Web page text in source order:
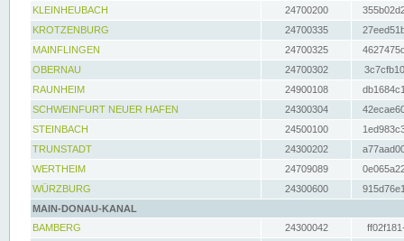
KLEINHEUBACH 24700200
KROTZENBURG
24700335
MAINFLINGEN
24700325
OBERNAU
24700302
RAUNHEIM
24900108
SCHWEINFURT NEUER HAFEN
24300304
STEINBACH
24500100
TRUNSTADT
24300202
WERTHEIM
24709089
WÜRZBURG
24300600
MAIN-DONAU-KANAL
BAMBERG
24300042